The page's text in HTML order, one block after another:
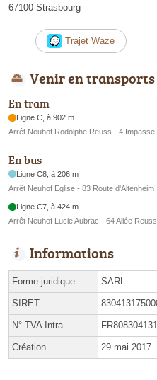
67100 Strasbourg
Trajet Waze
Venir en
En tram
Ligne C, à 902 m
Arrêt Neuhof Rodolphe Reuss - 4 Impasse
En bus
Ligne C8, à 206 m
Arrêt Neuhof Eglise - 83 Route d'Altenheim
Ligne C7, à 424 m
Arrêt Neuhof Lucie Aubrac - 64 Allée Reuss
Informations
Forme juridique SARL
SIRET
N° TVA Intra.
Création 29 mai 2017